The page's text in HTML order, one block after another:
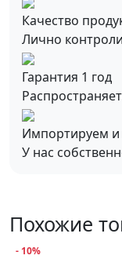
Качество
Лично
Гарантия 1 год
Импортируем
У нас
Похожие
- 10%